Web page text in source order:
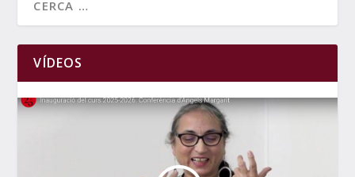
VÍDEOS